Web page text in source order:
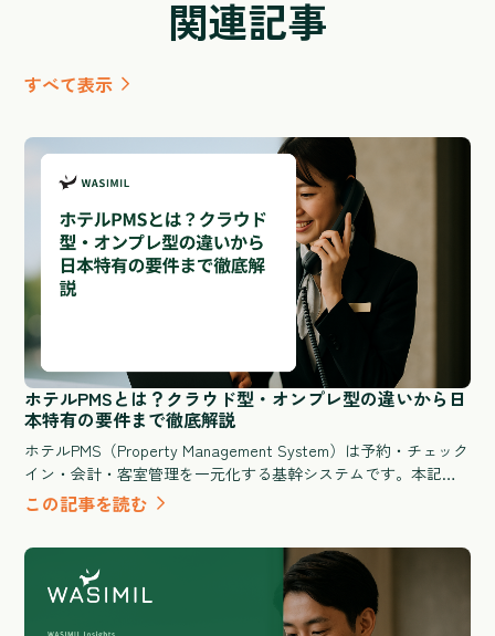
関連記事
すべて表示
ホテルPMSとは？クラウド型・オンプレ型の違いから日
本特有の要件まで徹底解説
ホテルPMS（Property Management System）は予約・チェック
イン・会計・客室管理を一元化する基幹システムです。本記事
ではPMSの基本定義からクラウド型とオンプレ型の違い、イン
バウンド対応・OTA連携・消費税処理など日本特有の要件、導
入費用と期間の目安まで、GMが比較検討に必要な情報をすべて
解説します。
この記事を読む